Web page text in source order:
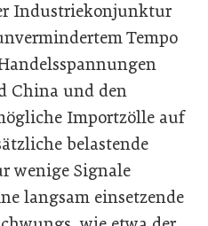
Industriekonjunktur
Tempo
China und den
Importzölle auf
belastende
wenige Signale
langsam einsetzende